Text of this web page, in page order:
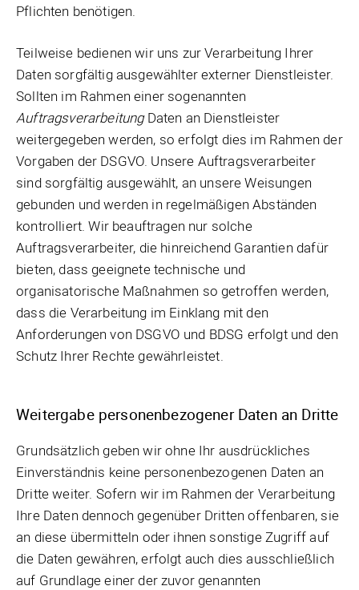
Pflichten benötigen.
Teilweise bedienen wir uns zur Verarbeitung Ihrer
Daten sorgfältig ausgewählter externer Dienstleister.
Sollten im Rahmen einer sogenannten
AuftragsverarbeitungDaten an Dienstleister
weitergegeben werden, so erfolgt dies im Rahmen der
Vorgaben der DSGVO. Unsere Auftragsverarbeiter
sind sorgfältig ausgewählt, an unsere Weisungen
gebunden und werden in regelmäßigen Abständen
kontrolliert. Wir beauftragen nur solche
Auftragsverarbeiter, die hinreichend Garantien dafür
bieten, dass geeignete technische und
organisatorische Maßnahmen so getroffen werden,
dass die Verarbeitung im Einklang mit den
Anforderungen von DSGVO und BDSG erfolgt und den
Schutz Ihrer Rechte gewährleistet.
Weitergabe personenbezogener Daten an Dritte
Grundsätzlich geben wir ohne Ihr ausdrückliches
Einverständnis keine personenbezogenen Daten an
Dritte weiter. Sofern wir im Rahmen der Verarbeitung
Ihre Daten dennoch gegenüber Dritten offenbaren, sie
an diese übermitteln oder ihnen sonstige Zugriff auf
die Daten gewähren, erfolgt auch dies ausschließlich
auf Grundlage einer der zuvor genannten